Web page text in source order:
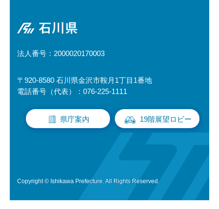
石川県
法人番号：2000020170003
〒920-8580 石川県金沢市鞍月1丁目1番地
電話番号（代表）：076-225-1111
県庁案内 19階展望ロビー
Copyright © Ishikawa Prefecture. All Rights Reserved.